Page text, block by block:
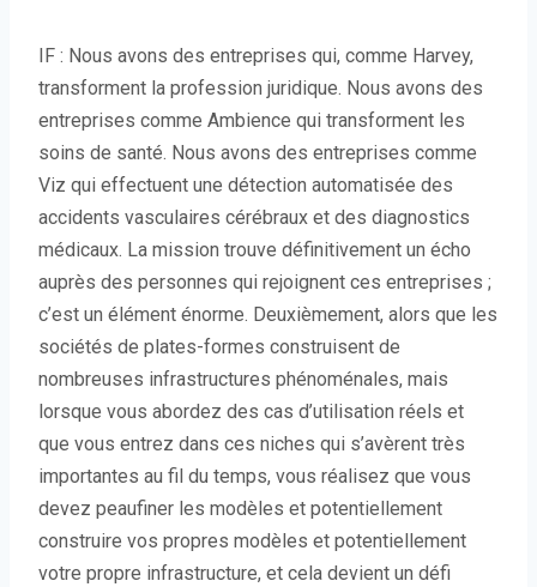
IF : Nous avons des entreprises qui, comme Harvey,
transforment la profession juridique. Nous avons des
entreprises comme Ambience qui transforment les
soins de santé. Nous avons des entreprises comme
Viz qui effectuent une détection automatisée des
accidents vasculaires cérébraux et des diagnostics
médicaux. La mission trouve définitivement un écho
auprès des personnes qui rejoignent ces entreprises ;
c’est un élément énorme. Deuxièmement, alors que les
sociétés de plates-formes construisent de
nombreuses infrastructures phénoménales, mais
lorsque vous abordez des cas d’utilisation réels et
que vous entrez dans ces niches qui s’avèrent très
importantes au fil du temps, vous réalisez que vous
devez peaufiner les modèles et potentiellement
construire vos propres modèles et potentiellement
votre propre infrastructure, et cela devient un défi